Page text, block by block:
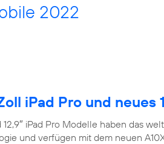
2022
iPad Pro und neues
12,9″ iPad Pro Modelle haben das
und verfügen mit dem neuen